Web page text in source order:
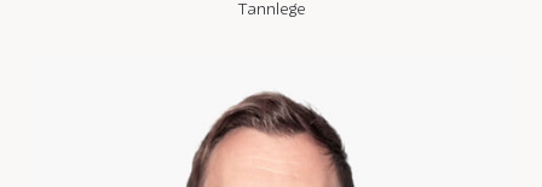
Tannlege